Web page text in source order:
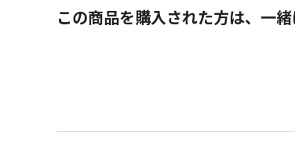
この商品を購入された方は、一